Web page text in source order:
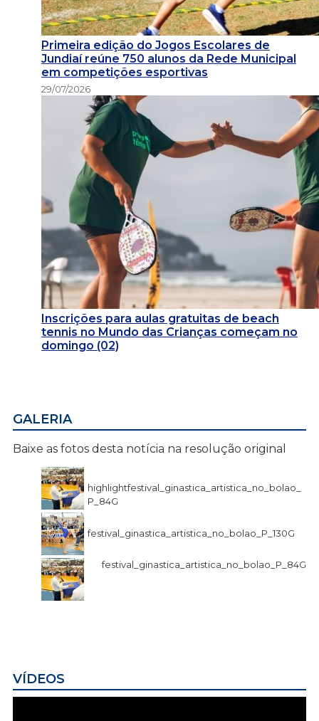
Primeira edição do Jogos Escolares de
Jundiaí reúne 750 alunos da Rede Municipal
em competições esportivas
29/07/2026
Inscrições para aulas gratuitas de beach
tennis no Mundo das Crianças começam no
domingo (02)
GALERIA
Baixe as fotos desta notícia na resolução original
highlightfestival_ginastica_artistica_no_bolao_
P_84G
festival_ginastica_artistica_no_bolao_P_130G
festival_ginastica_artistica_no_bolao_P_84G
VÍDEOS